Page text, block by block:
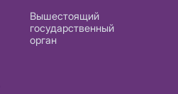
Вышестоящий
государственный
орган